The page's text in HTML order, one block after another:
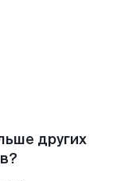
других